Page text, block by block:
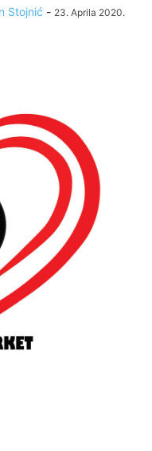
Stojnić - 23. Aprila 2020.